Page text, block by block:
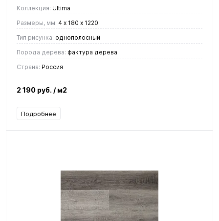
Коллекция: Ultima
Размеры, мм: 4 х 180 х 1220
Тип рисунка: однополосный
Порода дерева: фактура дерева
Страна: Россия
2 190 руб. / м2
Подробнее